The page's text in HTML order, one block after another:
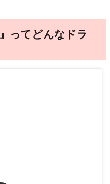
ってどんなドラ